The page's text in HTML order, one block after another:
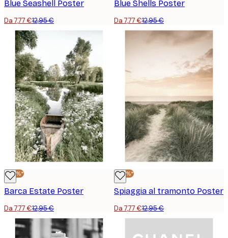
Blue Seashell Poster
Da 7,77 €12,95 €
Blue Shells Poster
Da 7,77 €12,95 €
-40%*
Barca Estate Poster
Da 7,77 €12,95 €
-40%*
Spiaggia al tramonto Poster
Da 7,77 €12,95 €